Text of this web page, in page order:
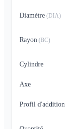
Diamètre (DIA)
Rayon (BC)
Cylindre
Axe
Profil d'addition